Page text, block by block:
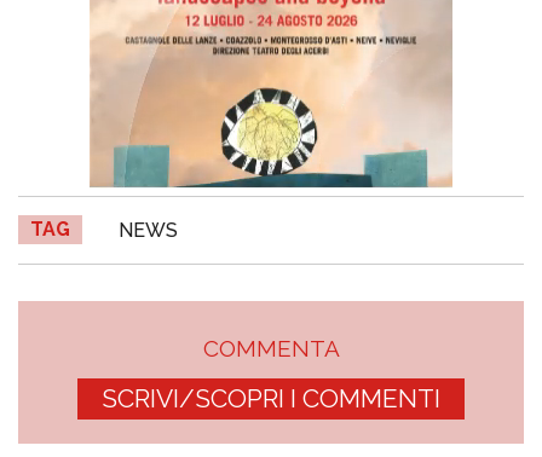
TAG NEWS
COMMENTA
SCRIVI/SCOPRI I COMMENTI